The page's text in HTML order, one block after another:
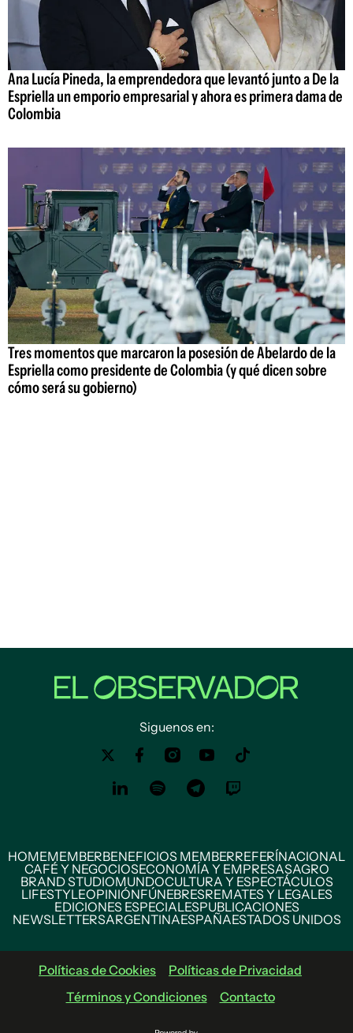
Ana Lucía Pineda, la emprendedora que levantó junto a De la
Espriella un emporio empresarial y ahora es primera dama de
Colombia
Tres momentos que marcaron la posesión de Abelardo de la
Espriella como presidente de Colombia (y qué dicen sobre
cómo será su gobierno)
Siguenos en:
HOMEMEMBERBENEFICIOS MEMBERREFERÍNACIONAL
CAFÉ Y NEGOCIOSECONOMÍA Y EMPRESASAGRO
BRAND STUDIOMUNDOCULTURA Y ESPECTÁCULOS
LIFESTYLEOPINIÓNFÚNEBRESREMATES Y LEGALES
EDICIONES ESPECIALESPUBLICACIONES
NEWSLETTERSARGENTINAESPAÑAESTADOS UNIDOS
Políticas de Cookies
Políticas de Privacidad
Términos y Condiciones
Contacto